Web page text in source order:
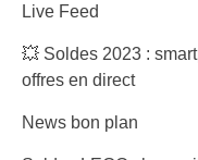
Live Feed
💥 Soldes 2023 :
offres en direct
News bon plan